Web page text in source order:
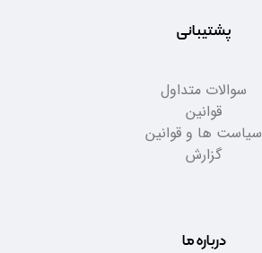
پشتیبانی
سوالات متداول
قوانین
سیاست ها و قوانین
گزارش
درباره ما